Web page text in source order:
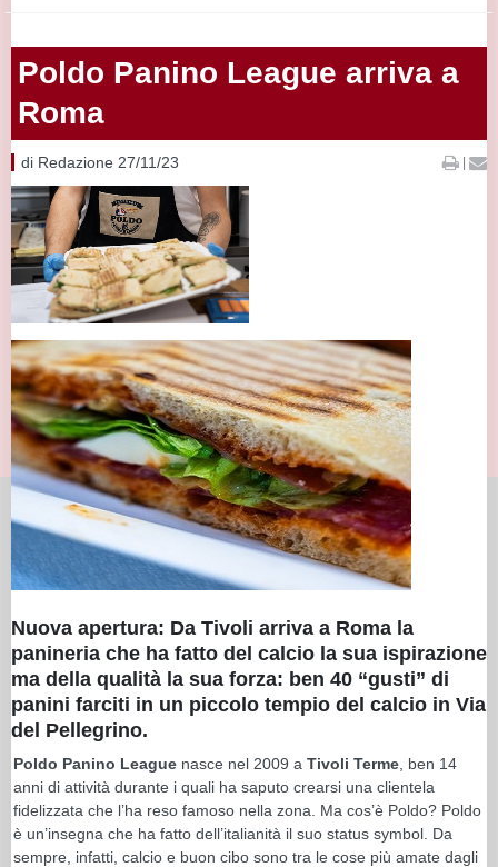
Poldo Panino League arriva a
Roma
di Redazione 27/11/23 |
Nuova apertura: Da Tivoli arriva a Roma la
panineria che ha fatto del calcio la sua ispirazione
ma della qualità la sua forza: ben 40 “gusti” di
panini farciti in un piccolo tempio del calcio in Via
del Pellegrino.
Poldo Panino League nasce nel 2009 a Tivoli Terme , ben 14
anni di attività durante i quali ha saputo crearsi una clientela
fidelizzata che l’ha reso famoso nella zona. Ma cos’è Poldo? Poldo
è un’insegna che ha fatto dell’italianità il suo status symbol. Da
sempre, infatti, calcio e buon cibo sono tra le cose più amate dagli